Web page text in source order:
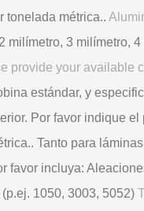
tonelada métrica..
milímetro, 3 milímetro,
provide your available
estándar, y
Por favor indique el
Tanto para
favor incluya:
1050, 3003, 5052)